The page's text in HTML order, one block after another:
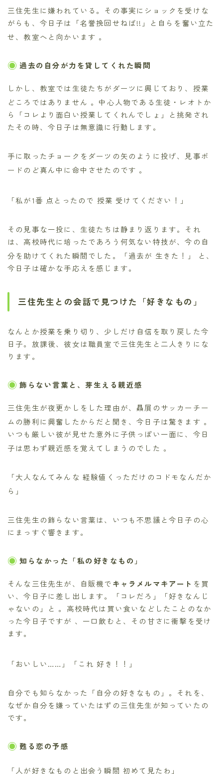
三住先生に嫌われている。その事実にショックを受けな
がらも、今日子は「名誉挽回せねば!!」と自らを奮い立た
せ、教室へと向かいます 。
過去の自分が力を貸してくれた瞬間
しかし、教室では生徒たちがダーツに興じており、授業
どころではありません 。中心人物である生徒・レオトか
ら「コレより面白い授業してくれんでしょ」と挑発され
たその時、今日子は無意識に行動します。
手に取ったチョークをダーツの矢のように投げ、見事ボ
ードのど真ん中に命中させたのです 。
「私が1番 点とったので 授業 受けてください！」
その見事な一投に、生徒たちは静まり返ります。それ
は、高校時代に培ったであろう何気ない特技が、今の自
分を助けてくれた瞬間でした。「過去が 生きた！」
と、
今日子は確かな手応えを感じます。
三住先生との会話で見つけた「好きなもの」
なんとか授業を乗り切り、少しだけ自信を取り戻した今
日子。放課後、彼女は職員室で三住先生と二人きりにな
ります。
飾らない言葉と、芽生える親近感
三住先生が夜更かしをした理由が、贔屓のサッカーチー
ムの勝利に興奮したからだと聞き、今日子は驚きます 。
いつも厳しい彼が見せた意外に子供っぽい一面に、今日
子は思わず親近感を覚えてしまうのでした 。
「大人なんてみんな 経験値くっただけのコドモなんだか
ら」
三住先生の飾らない言葉は、いつも不思議と今日子の心
にまっすぐ響きます。
知らなかった「私の好きなもの」
そんな三住先生が、自販機でキャラメルマキアート を買
い、今日子に差し出します。「コレだろ」「好きなんじ
ゃないの」と 。高校時代は買い食いなどしたことのなか
った今日子ですが 、一口飲むと、その甘さに衝撃を受け
ます。
「おいしい……」「これ 好き！！」
自分でも知らなかった「自分の好きなもの」。それを、
なぜか自分を嫌っていたはずの三住先生が知っていたの
です。
甦る恋の予感
「人が好きなものと出会う瞬間 初めて見たわ」